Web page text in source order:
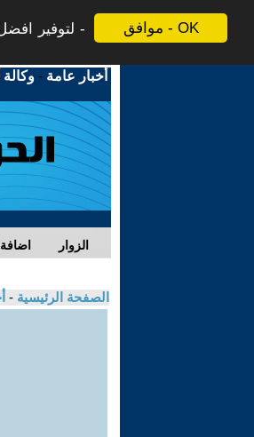
موافق - OK
لتوفير
أخبار عامة -وكالة
الزوار
الصفحة الرئيسية -